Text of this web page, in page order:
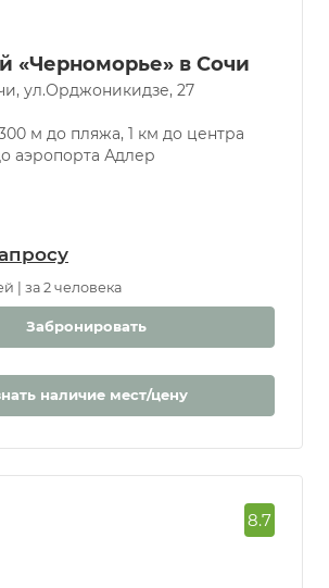
«Черноморье» в Сочи
м до пляжа, 1 км до центра
| за 2 человека
Забронировать
наличие мест/цену
8.7